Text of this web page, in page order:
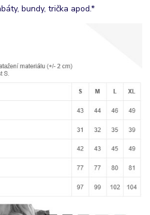
bundy, trička apod.*